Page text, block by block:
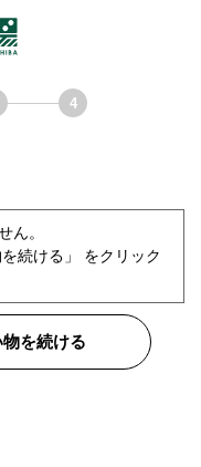
ん。
続ける」 をクリック
を続ける